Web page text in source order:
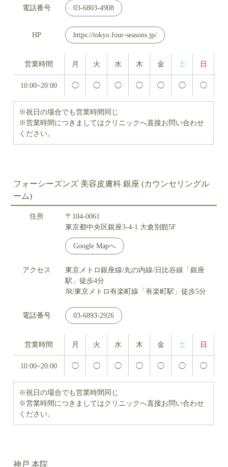
電話番号 03-6803-4908
HP https://tokyo.four-seasons.jp/
営業時間 月 火 水 木 金 土 日
10:00~20:00 ◯ ◯ ◯ ◯ ◯ ◯ ◯
※祝日の場合でも営業時間同じ
※営業時間につきましてはクリニックへ直接お問い合わせ
ください。
フォーシーズンズ 美容皮膚科 銀座 (カウンセリングル
ーム)
住所
〒104-0061
東京都中央区銀座3-4-1 大倉別館5F
Google Mapへ
アクセス
東京メトロ銀座線/丸の内線/日比谷線「銀座
駅」徒歩4分
JR/東京メトロ有楽町線「有楽町駅」徒歩5分
電話番号 03-6893-2926
営業時間 月 火 水 木 金 土 日
10:00~20:00 ◯ ◯ ◯ ◯ ◯ ◯ ◯
※祝日の場合でも営業時間同じ
※営業時間につきましてはクリニックへ直接お問い合わせ
ください。
神戸 本院